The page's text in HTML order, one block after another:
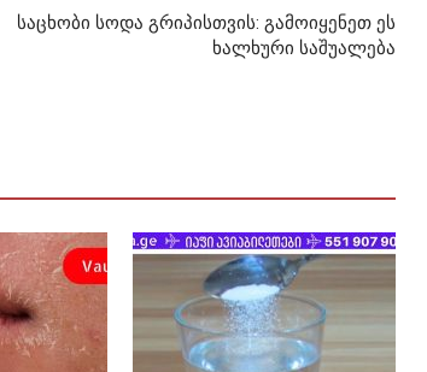
საცხობი სოდა გრიპისთვის: გამოიყენეთ ეს
ხალხური საშუალება